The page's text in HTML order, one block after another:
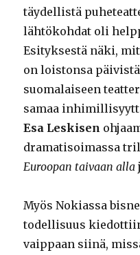
täydellistä
lähtökohdat oli
Esityksestä näki,
on loistonsa
suomalaiseen
samaa
Esa Leskisen
dramatisoimassa
Euroopan taivaan alla
Myös Nokiassa
todellisuus
vaippaan siinä,